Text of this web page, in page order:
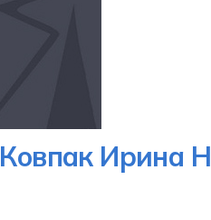
Ковпак Ирина